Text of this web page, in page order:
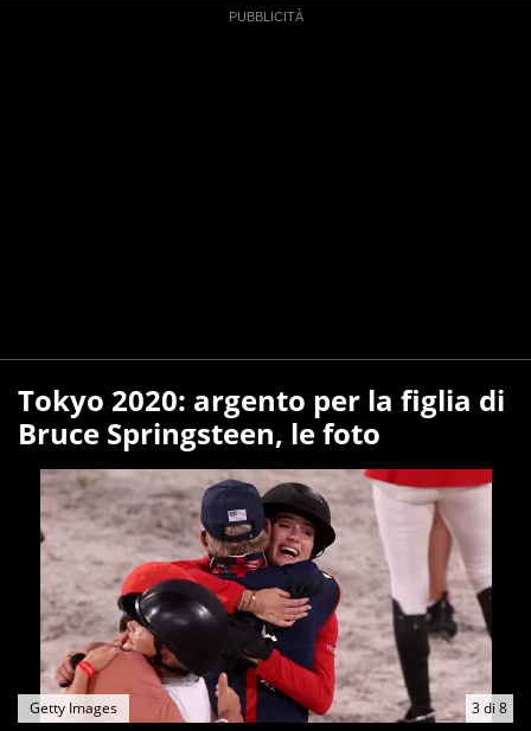
Tokyo 2020: argento per la figlia di
Bruce Springsteen, le foto
3di 8
Getty Images